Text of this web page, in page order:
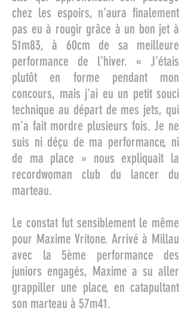
chez les espoirs, n’aura finalement
pas eu à rougir grâce à un bon jet à
51m83, à 60cm de sa meilleure
performance de l’hiver. « J'étais
plutôt en forme pendant mon
concours, mais j'ai eu un petit souci
technique au départ de mes jets, qui
m'a fait mordre plusieurs fois. Je ne
suis ni déçu de ma performance, ni
de ma place » nous expliquait la
recordwoman club du lancer du
marteau.
Le constat fut sensiblement le même
pour Maxime Vritone. Arrivé à Millau
avec la 5ème performance des
juniors engagés, Maxime a su aller
grappiller une place, en catapultant
son marteau à 57m41.